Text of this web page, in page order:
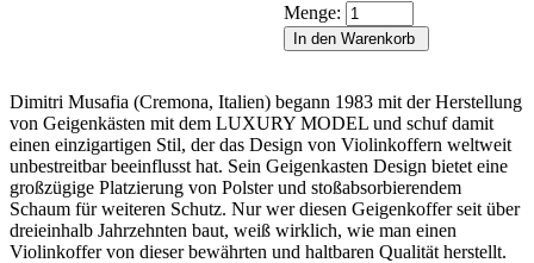
Menge:
Dimitri Musafia (Cremona, Italien) begann 1983 mit der Herstellung
von Geigenkästen mit dem LUXURY MODEL und schuf damit
einen einzigartigen Stil, der das Design von Violinkoffern weltweit
unbestreitbar beeinflusst hat. Sein Geigenkasten Design bietet eine
großzügige Platzierung von Polster und stoßabsorbierendem
Schaum für weiteren Schutz. Nur wer diesen Geigenkoffer seit über
dreieinhalb Jahrzehnten baut, weiß wirklich, wie man einen
Violinkoffer von dieser bewährten und haltbaren Qualität herstellt.